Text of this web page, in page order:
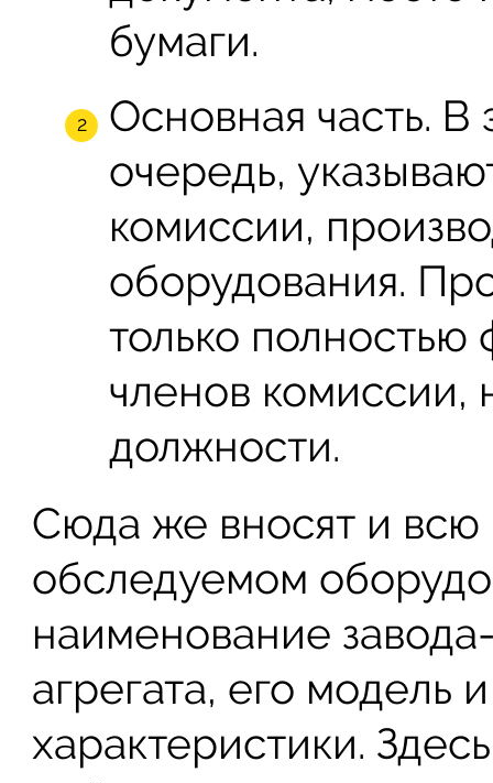
бумаги.
Основная часть.
очередь,
комиссии,
оборудования.
только
членов
должности.
Сюда же вносят и
обследуемом
наименование
агрегата, его модель
характеристики.